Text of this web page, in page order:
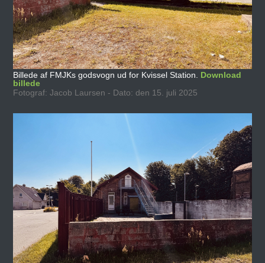
Billede af FMJKs godsvogn ud for Kvissel Station. Download
billede
Fotograf: Jacob Laursen - Dato: den 15. juli 2025